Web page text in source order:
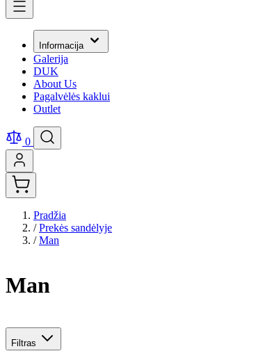
Informacija
Galerija
DUK
About Us
Pagalvėlės kaklui
Outlet
0
Pradžia
/ Prekės sandėlyje
/ Man
Man
Filtras